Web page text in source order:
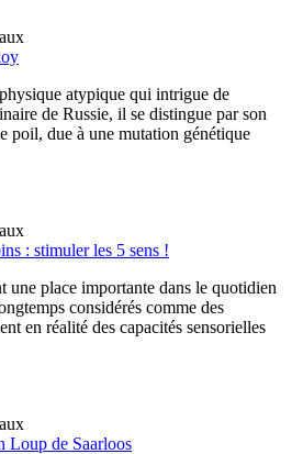
atypique qui intrigue de
de Russie, il se distingue par son
poil, due à une mutation génétique
: stimuler les 5 sens !
une place importante dans le quotidien
considérés comme des
en réalité des capacités sensorielles
Loup de Saarloos